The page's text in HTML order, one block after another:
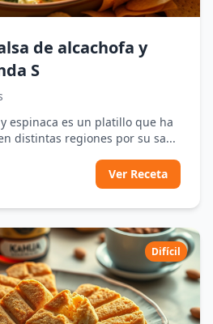
de alcachofa y
S
espinaca es un platillo que ha
distintas regiones por su sa...
Ver Receta
Difícil